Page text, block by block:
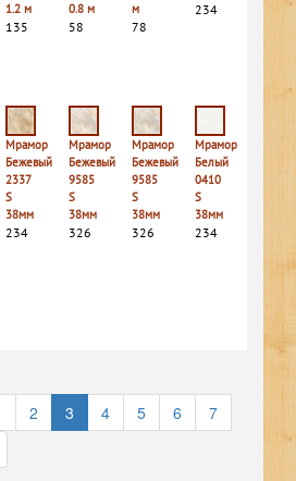
1.2 м
135
0.8 м
58
м
78
234
Мрамор
Бежевый
2337
S
38мм
234
Мрамор
Бежевый
9585
S
38мм
326
Мрамор
Бежевый
9585
S
38мм
326
Мрамор
Белый
0410
S
38мм
234
2 3 4 5 6
7